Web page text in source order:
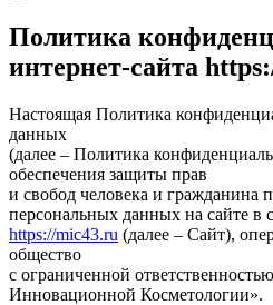
Политика
интернет-сайта
Настоящая Политика
данных
(далее – Политика
обеспечения защиты прав
и свобод человека и гражданина
персональных данных на сайте в
https://mic43.ru (далее – Сайт),
общество
с ограниченной
Инновационной Косметологии».